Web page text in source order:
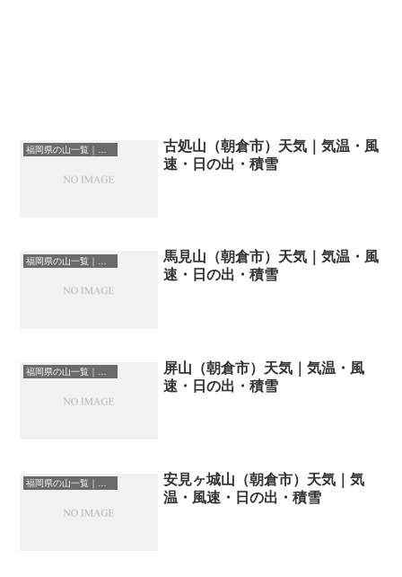
古処山（朝倉市）天気｜気温・風
速・日の出・積雪
馬見山（朝倉市）天気｜気温・風
速・日の出・積雪
福岡県の山一覧｜標高順・標高の高い山ランキング
屏山（朝倉市）天気｜気温・風
速・日の出・積雪
安見ヶ城山（朝倉市）天気｜気
温・風速・日の出・積雪